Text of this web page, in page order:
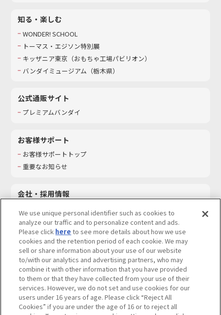
知る・楽しむ
WONDER! SCHOOL
トーマス・エジソン特別展
キッザニア東京（おもちゃ工場パビリオン）​
バンダイミュージアム（栃木県）
公式通販サイト
プレミアムバンダイ
お客様サポート
お客様サポートトップ
重要なお知らせ
会社・採用情報
採用情報
サステナビリティ
お問い合わせ
ウェブサイトご利用条件 ソーシャルメディアポリシー
個人情報及び特定個人情報等の取り扱いに関する保護方針
We use unique personal identifier such as cookies to
analyze our traffic and to personalize content and ads.
Please click here to see more details about how we use
cookies and the retention period of each cookie. We may
sell or share information about your use of our website
to/with our analytics and advertising partners, who may
combine it with other information that you have provided
to them or that they have collected from your use of their
services. However, we do not set and use cookies for our
users under 16 years of age. Please click “Reject All
Cookies” if you are under the age of 16 or to reject all